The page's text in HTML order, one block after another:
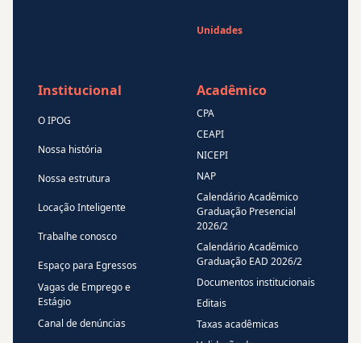
Institucional
O IPOG
Nossa história
Nossa estrutura
Locação Inteligente
Trabalhe conosco
Espaço para Egressos
Vagas de Emprego e
Estágio
Canal de denúncias
Acadêmico
CPA
CEAPI
NICEPI
NAP
Calendário Acadêmico
Graduação Presencial
2026/2
Calendário Acadêmico
Graduação EAD 2026/2
Documentos institucionais
Editais
Taxas acadêmicas
Unidades